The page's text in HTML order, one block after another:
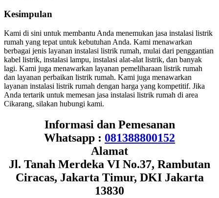
Kesimpulan
Kami di sini untuk membantu Anda menemukan jasa instalasi listrik
rumah yang tepat untuk kebutuhan Anda. Kami menawarkan
berbagai jenis layanan instalasi listrik rumah, mulai dari penggantian
kabel listrik, instalasi lampu, instalasi alat-alat listrik, dan banyak
lagi. Kami juga menawarkan layanan pemeliharaan listrik rumah
dan layanan perbaikan listrik rumah. Kami juga menawarkan
layanan instalasi listrik rumah dengan harga yang kompetitif. Jika
Anda tertarik untuk memesan jasa instalasi listrik rumah di area
Cikarang, silakan hubungi kami.
Informasi dan Pemesanan
Whatsapp : 081388800152
Alamat
Jl. Tanah Merdeka VI No.37, Rambutan
Ciracas, Jakarta Timur, DKI Jakarta
13830